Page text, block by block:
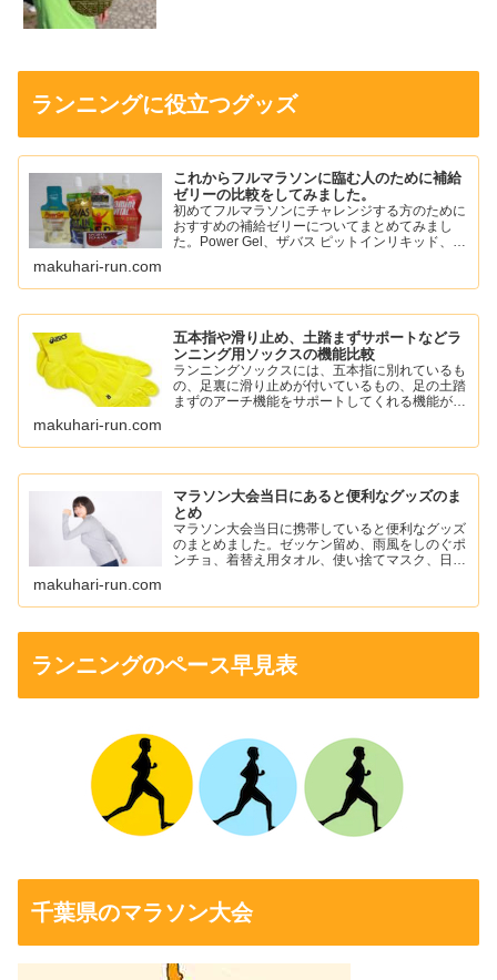
ランニングに役立つグッズ
これからフルマラソンに臨む人のために補給
ゼリーの比較をしてみました。
初めてフルマラソンにチャレンジする方のために
おすすめの補給ゼリーについてまとめてみまし
た。Power Gel、ザバス ピットインリキッド、ア
など。
makuhari-run.com
五本指や滑り止め、土踏まずサポートなどラ
ンニング用ソックスの機能比較
ランニングソックスには、五本指に別れているも
の、足裏に滑り止めが付いているもの、足の土踏
まずのアーチ機能をサポートしてくれる機能がつ
を楽しみましょう。
makuhari-run.com
マラソン大会当日にあると便利なグッズのま
とめ
マラソン大会当日に携帯していると便利なグッズ
のまとめました。ゼッケン留め、雨風をしのぐポ
ンチョ、着替え用タオル、使い捨てマスク、日焼
makuhari-run.com
ランニングのペース早見表
千葉県のマラソン大会